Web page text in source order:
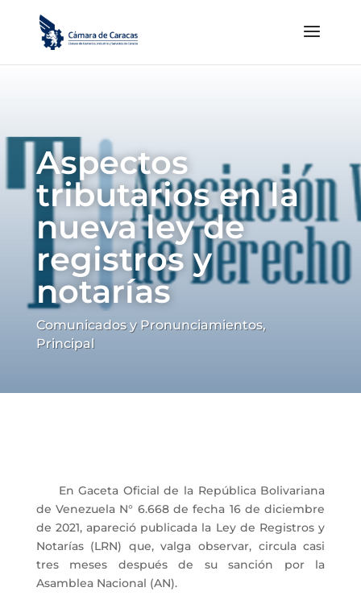
Aspectos
tributarios en la
nueva ley de
registros y
notarías
Comunicados y Pronunciamientos,
Principal
En Gaceta Oficial de la República Bolivariana
de Venezuela N° 6.668 de fecha 16 de diciembre
de 2021, apareció publicada la Ley de Registros y
Notarías (LRN) que, valga observar, circula casi
tres meses después de su sanción por la
Asamblea Nacional (AN).